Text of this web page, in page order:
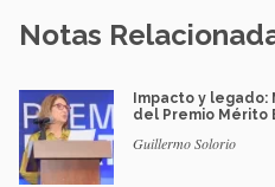
Notas
Impacto y legado:
del Premio Mérito
Guillermo Solorio